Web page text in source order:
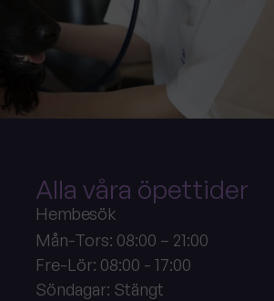
Alla våra öpettider
Hembesök
Mån-Tors: 08:00 – 21:00
Fre-Lör: 08:00 - 17:00
Söndagar: Stängt